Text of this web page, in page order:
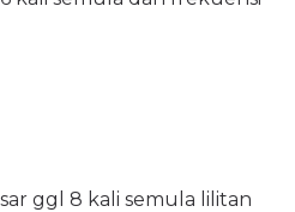
ggl 8 kali semula lilitan